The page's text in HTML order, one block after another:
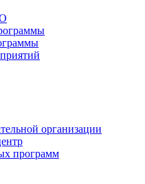
организации
программ